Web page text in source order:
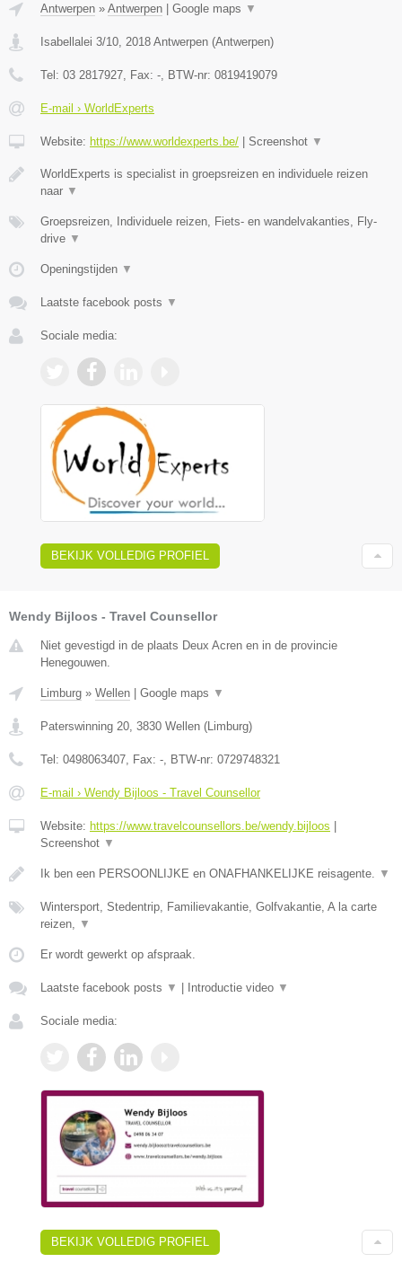
Antwerpen » Antwerpen Google maps ▼
Isabellalei 3/10 2018 Antwerpen (Antwerpen)
Tel: 03 2817927 , Fax: - , BTW-nr: 0819419079
E-mail › WorldExperts
Website: https://www.worldexperts.be/ Screenshot ▼
WorldExperts is specialist in groepsreizen en individuele reizen
naar ▼
Groepsreizen, Individuele reizen, Fiets- en wandelvakanties, Fly-
drive ▼
Openingstijden ▼
Laatste facebook posts ▼
Sociale media:
BEKIJK VOLLEDIG PROFIEL
Wendy Bijloos - Travel Counsellor
Niet gevestigd in de plaats Deux Acren en in de provincie
Henegouwen.
Limburg » Wellen Google maps ▼
Paterswinning 20 3830 Wellen ( Limburg)
Tel: 0498063407 , Fax: - , BTW-nr: 0729748321
E-mail › Wendy Bijloos - Travel Counsellor
Website: https://www.travelcounsellors.be/wendy.bijloos
Screenshot ▼
Ik ben een PERSOONLIJKE en ONAFHANKELIJKE reisagente. ▼
Wintersport, Stedentrip, Familievakantie, Golfvakantie, A la carte
reizen,
▼
Er wordt gewerkt op afspraak.
Laatste facebook posts ▼ Introductie video ▼
Sociale media:
BEKIJK VOLLEDIG PROFIEL